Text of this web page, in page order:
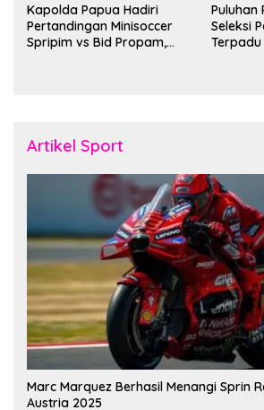
Kapolda Papua Hadiri
Pertandingan Minisoccer
Spripim vs Bid Propam,
Puluhan
Seleksi
Terpadu
Artikel Sport
Marc Marquez Berhasil Menangi Sprin
Austria 2025